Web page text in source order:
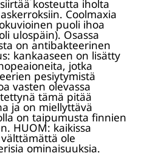
kosteutta iholta
Coolmaxia
puoli ihoa
ulospäin). Osassa
on antibakteerinen
kankaaseen on lisätty
jotka
pesiytymistä
vasten olevassa
tämä pitää
ja on miellyttävä
on taipumusta finnien
HUOM: kaikissa
ole
ominaisuuksia.